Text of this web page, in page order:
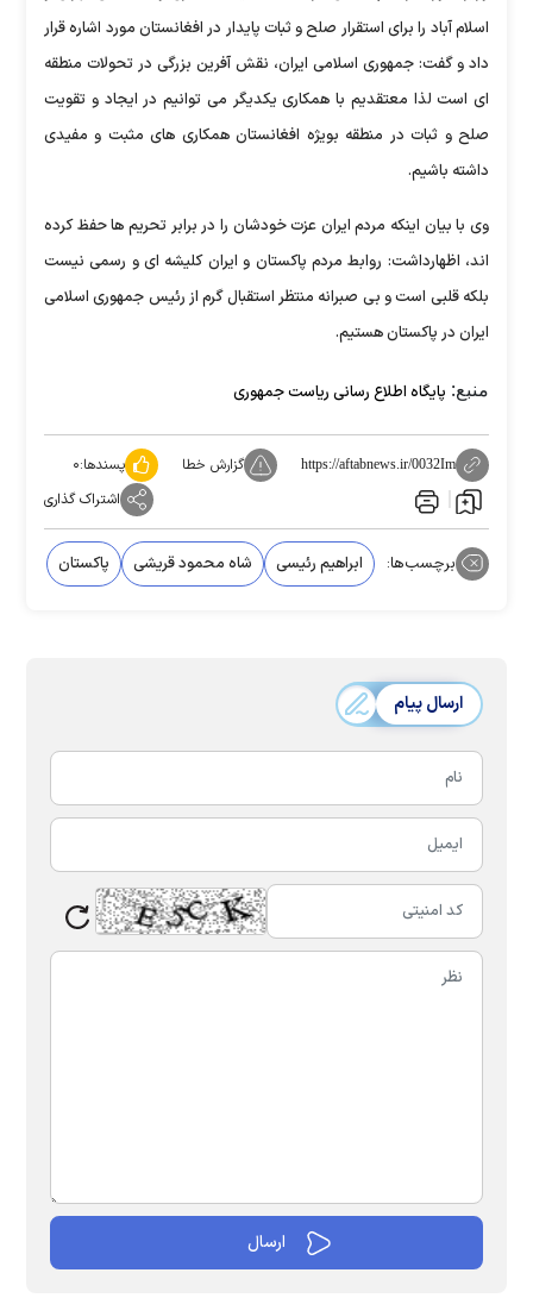
اسلام آباد را برای استقرار صلح و ثبات پایدار در افغانستان مورد اشاره قرار
داد و گفت: جمهوری اسلامی ایران، نقش آفرین بزرگی در تحولات منطقه
ای است لذا معتقدیم با همکاری یکدیگر می توانیم در ایجاد و تقویت
صلح و ثبات در منطقه بویژه افغانستان همکاری های مثبت و مفیدی
داشته باشیم.
وی با بیان اینکه مردم ایران عزت خودشان را در برابر تحریم ها حفظ کرده
اند، اظهارداشت: روابط مردم پاکستان و ایران کلیشه ای و رسمی نیست
بلکه قلبی است و بی صبرانه منتظر استقبال گرم از رئیس جمهوری اسلامی
ایران در پاکستان هستیم.
منبع: پایگاه اطلاع رسانی ریاست جمهوری
https://aftabnews.ir/0032Im گزارش خطا پسندها:۰
اشتراک گذاری
برچسب‌ها: ابراهیم رئیسی شاه محمود قریشی پاکستان
ارسال پیام